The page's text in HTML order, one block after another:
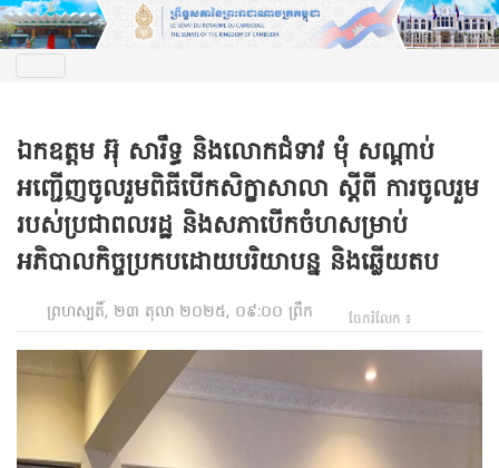
ឯកឧត្តម អ៊ុ សារឹទ្ធ និងលោកជំទាវ មុំ សណ្តាប់
អញ្ជើញចូលរួមពិធីបើកសិក្ខាសាលា ស្តីពី ការចូលរួម
របស់ប្រជាពលរដ្ឋ និងសភាបើកចំហសម្រាប់
អភិបាលកិច្ចប្រកបដោយបរិយាបន្ន និងឆ្លើយតប
ព្រហស្បតិ៍, ២៣ តុលា ២០២៥, ០៩:០០ ព្រឹក ចែករំលែក ៖